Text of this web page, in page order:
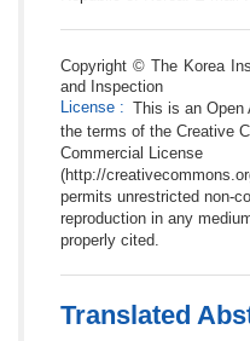
Copyright © The Korea
and Inspection
License : This is an Open
the terms of the Creative
Commercial License
(http://
permits unrestricted non-
reproduction in any
properly cited.
Translated